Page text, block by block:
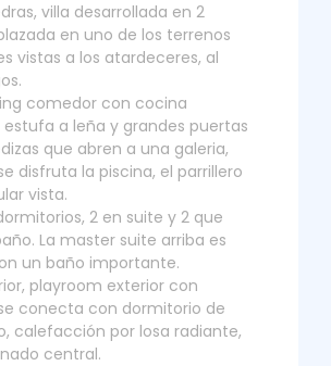
villa desarrollada en 2
en uno de los terrenos
vistas a los atardeceres, al
comedor con cocina
a leña y grandes puertas
que abren a una galeria,
disfruta la piscina, el parrillero
vista.
2 en suite y 2 que
La master suite arriba es
un baño importante.
playroom exterior con
conecta con dormitorio de
calefacción por losa radiante,
central.